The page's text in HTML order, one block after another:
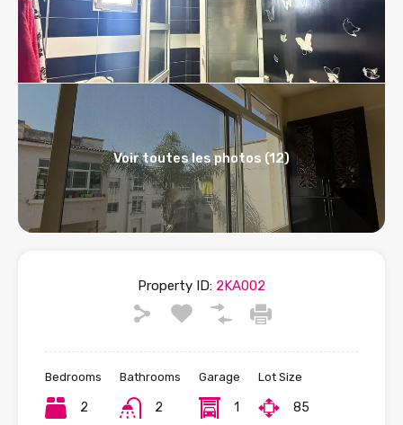
Voir toutes les photos (12)
Property ID: 2KA002
Bedrooms
2
Bathrooms
2
Garage
1
Lot Size
85